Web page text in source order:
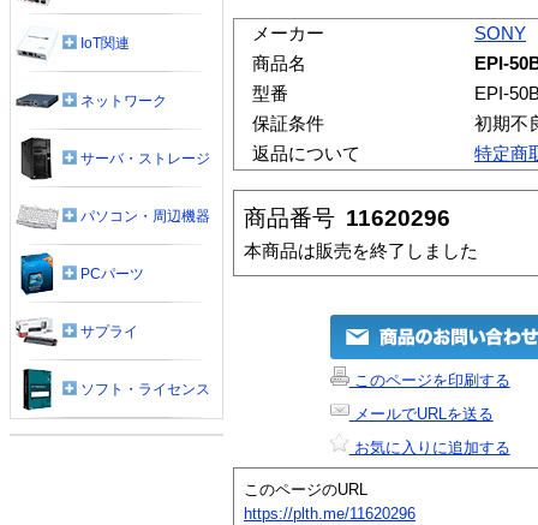
メーカー
SONY
商品名
EPI-
型番
EPI-
保証条件
初期不
返品について
特定商
商品番号 11620296
本商品は販売を終了しました
このページを印刷する
メールでURLを送る
お気に入りに追加する
このページのURL
https://plth.me/11620296
IoT関連
ネットワーク
サーバ・ストレージ
パソコン・周辺機器
PCパーツ
サプライ
ソフト・ライセンス